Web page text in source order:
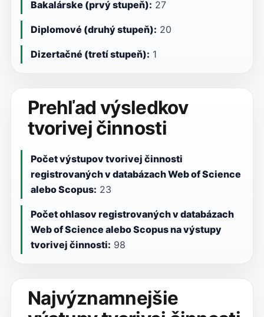
Bakalárske (prvý stupeň): 27
Diplomové (druhý stupeň): 20
Dizertačné (tretí stupeň): 1
Prehľad výsledkov
tvorivej činnosti
Počet výstupov tvorivej činnosti
registrovaných v databázach Web of Science
alebo Scopus: 23
Počet ohlasov registrovaných v databázach
Web of Science alebo Scopus na výstupy
tvorivej činnosti: 98
Najvýznamnejšie